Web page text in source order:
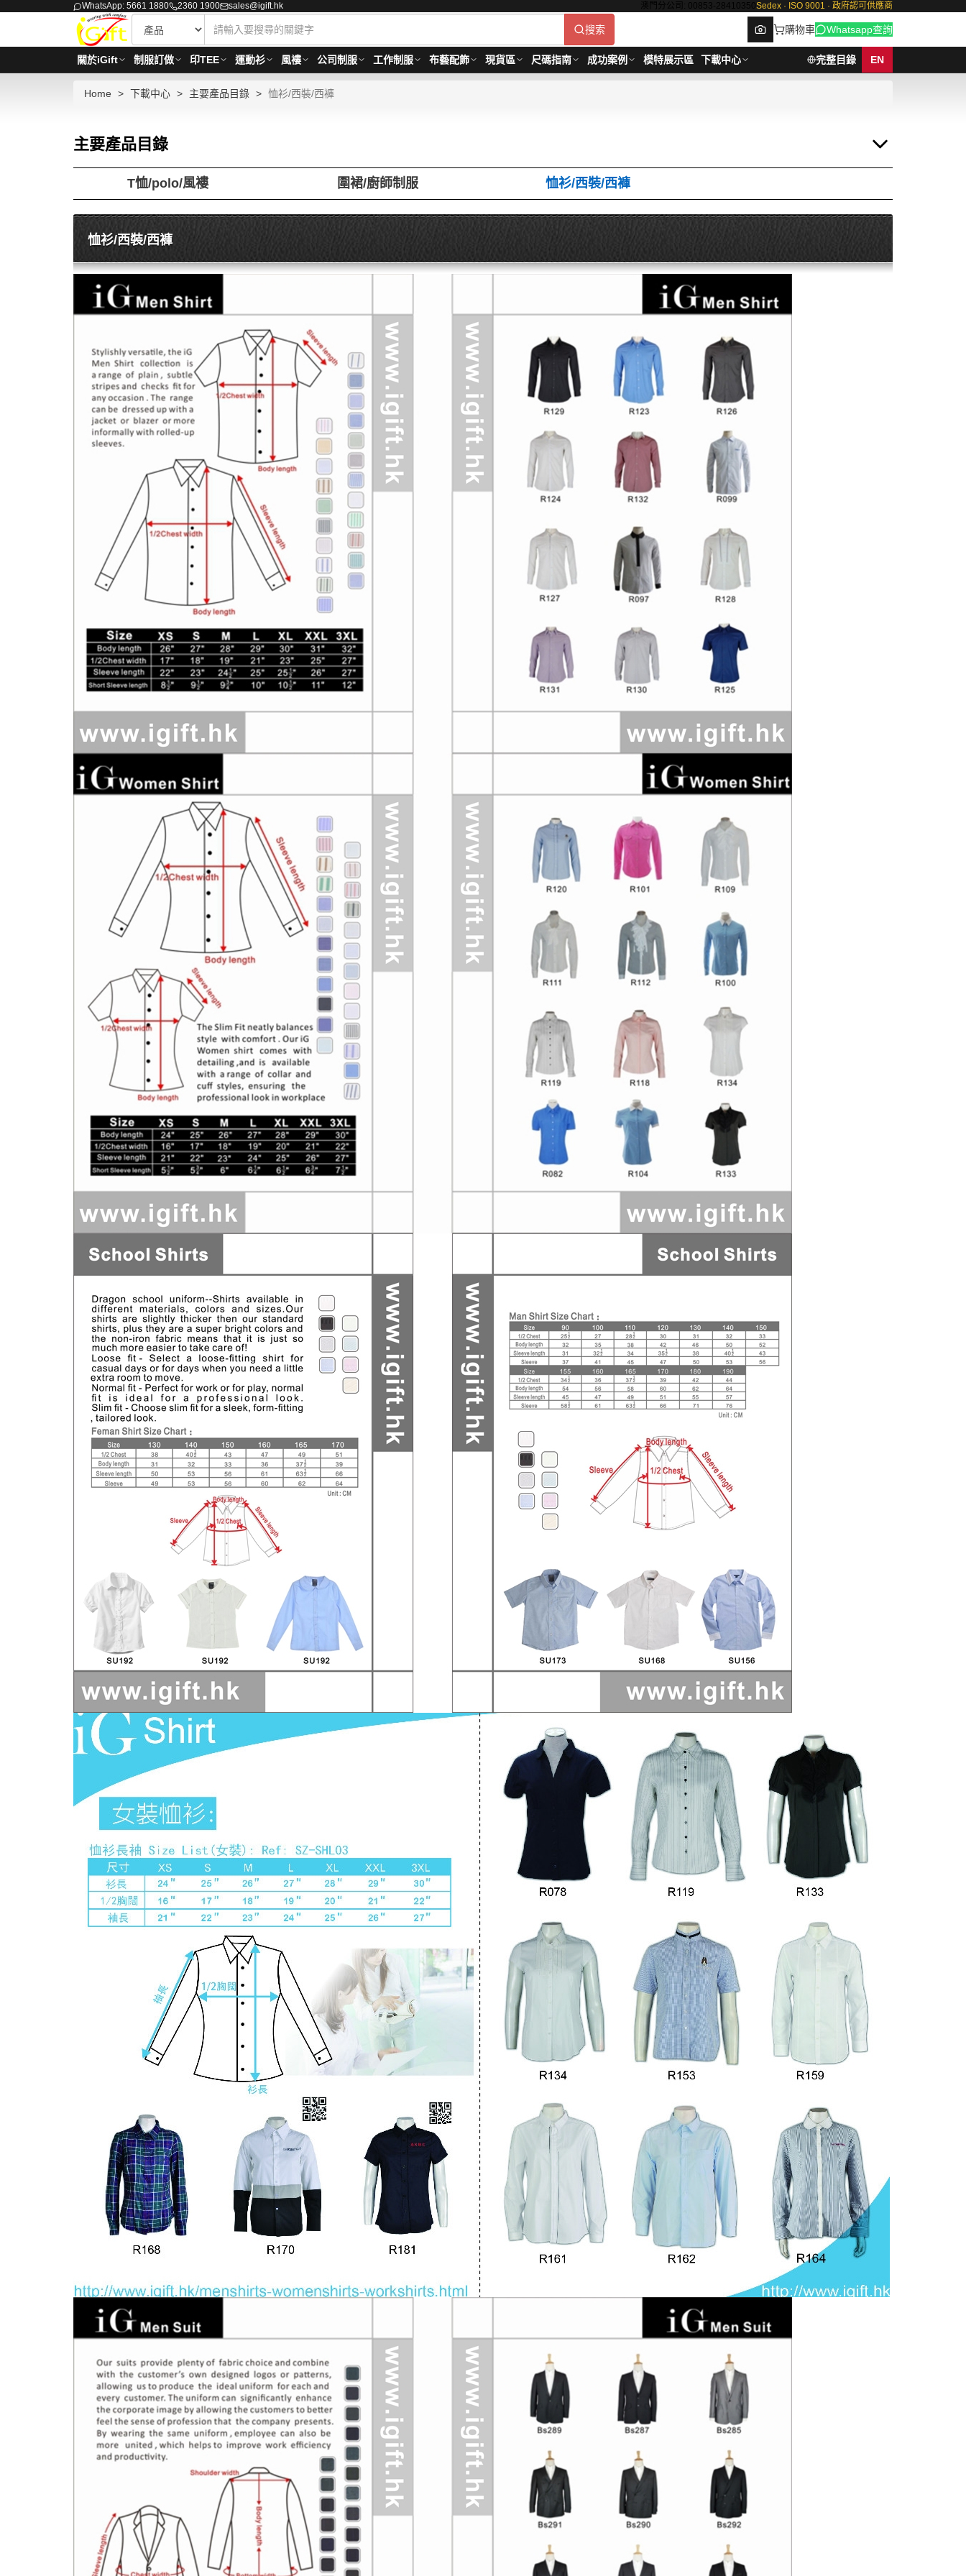
WhatsApp: 5661 1880 2360 1900 sales@igift.hk 澳門分公司: 00853-28410350 Sedex · ISO 9001 · 政府認可供應商
搜索 購物車 Whatsapp查詢
關於iGift 制服訂做 印TEE 運動衫 風褸 公司制服 工作制服 布藝配飾 現貨區 尺碼指南 成功案例 模特展示區 下載中心 完整目錄 EN
Home 下載中心 主要產品目錄 恤衫/西裝/西褲
主要產品目錄
T恤/polo/風褸 圍裙/廚師制服 恤衫/西裝/西褲
恤衫/西裝/西褲